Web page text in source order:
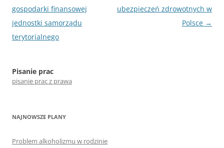
wpisu
gospodarki finansowej
jednostki samorządu
terytorialnego
ubezpieczeń zdrowotnych w
Polsce →
Pisanie prac
pisanie prac z prawa
NAJNOWSZE PLANY
Problem alkoholizmu w rodzinie